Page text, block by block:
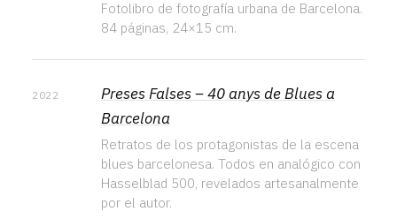
Fotolibro de fotografía urbana de Barcelona.
84 páginas, 24×15 cm.
2022
Preses Falses – 40 anys de Blues a
Barcelona
Retratos de los protagonistas de la escena
blues barcelonesa. Todos en analógico con
Hasselblad 500, revelados artesanalmente
por el autor.